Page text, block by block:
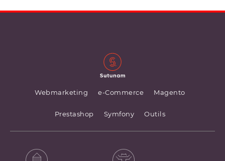
Webmarketing e-Commerce Magento
Prestashop Symfony Outils